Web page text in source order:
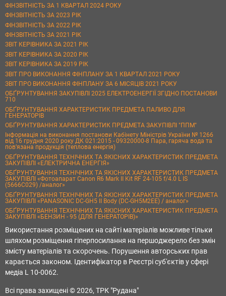
ФІНЗВІТНІСТЬ ЗА 1 КВАРТАЛ 2024 РОКУ
ФІНЗВІТНІСТЬ ЗА 2023 РІК
ФІНЗВІТНІСТЬ ЗА 2022 РІК
ФІНЗВІТНІСТЬ ЗА 2021 РІК
ЗВІТ КЕРІВНИКА ЗА 2021 РІК
ЗВІТ КЕРІВНИКА ЗА 2020 РІК
ЗВІТ КЕРІВНИКА ЗА 2019 РІК
ЗВІТ ПРО ВИКОНАННЯ ФІНПЛАНУ ЗА 1 КВАРТАЛ 2021 РОКУ
ЗВІТ ПРО ВИКОНАННЯ ФІНПЛАНУ ЗА 6 МІСЯЦІВ 2021 РОКУ
ОБҐРУНТУВАННЯ ЗАКУПІВЛІ 2025 ЕЛЕКТРОЕНЕРГІЇ ЗГІДНО ПОСТАНОВИ
710
ОБҐРУНТУВАННЯ ХАРАКТЕРИСТИК ПРЕДМЕТА ПАЛИВО ДЛЯ
ГЕНЕРАТОРІВ
ОБҐРУНТУВАННЯ ХАРАКТЕРИСТИК ПРЕДМЕТА ЗАКУПІВЛІ "ППМ"
Інформація на виконання постанови Кабінету Міністрів України № 1266
від 16 грудня 2020 року ДК 021:2015 - 09320000-8 Пара, гаряча вода та
пов’язана продукція (теплова енергія)
ОБҐРУНТУВАННЯ ТЕХНІЧНИХ ТА ЯКІСНИХ ХАРАКТЕРИСТИК ПРЕДМЕТА
ЗАКУПІВЛІ «ЕЛЕКТРИЧНА ЕНЕРГІЯ»
ОБҐРУНТУВАННЯ ТЕХНІЧНИХ ТА ЯКІСНИХ ХАРАКТЕРИСТИК ПРЕДМЕТА
ЗАКУПІВЛІ «Фотоапарат Canon R6 Mark II Kit RF 24-105 f/4.0 L IS
(5666C029) /аналог»
ОБҐРУНТУВАННЯ ТЕХНІЧНИХ ТА ЯКІСНИХ ХАРАКТЕРИСТИК ПРЕДМЕТА
ЗАКУПІВЛІ «PANASONIC DC-GH5 II Body (DC-GH5M2EE) / аналог»
ОБҐРУНТУВАННЯ ТЕХНІЧНИХ ТА ЯКІСНИХ ХАРАКТЕРИСТИК ПРЕДМЕТА
ЗАКУПІВЛІ «БЕНЗИН - 95 (ДЛЯ ГЕНЕРАТОРІВ)»
Використання розміщених на сайті матеріалів можливе тільки
шляхом розміщення гіперпосилання на першоджерело без змін
змісту матеріалів та скорочень. Порушення авторських прав
карається законом. Ідентифікатор в Реєстрі суб'єктів у сфері
медіа L 10-0062.
Всі права захищені © 2026, ТРК "Рудана"